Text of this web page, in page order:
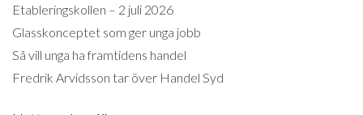
Etableringskollen – 2 juli 2026
Glasskonceptet som ger unga jobb
Så vill unga ha framtidens handel
Fredrik Arvidsson tar över Handel Syd